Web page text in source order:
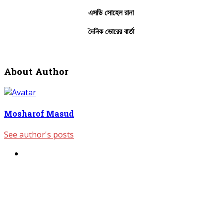
এসডিসোহেলরানা
দৈনিক ভোরের বার্তা
About Author
Mosharof Masud
See author's posts